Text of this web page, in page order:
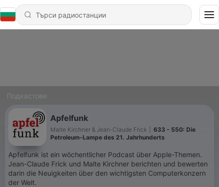
Подкастове
Apfelfunk
Malte Kirchner & Jean-Claude Frick
633 - 550: Die
Petroleum-Lampe des 21. Jahrhunderts
Apfelfunk ist ein wöchentlicher Podcast über Apple-Themen.
Jean-Claude Frick und Malte Kirchner berichten und bewerten
darin die Neuigkeiten über den wichtigsten Computerkonzern
der Welt.